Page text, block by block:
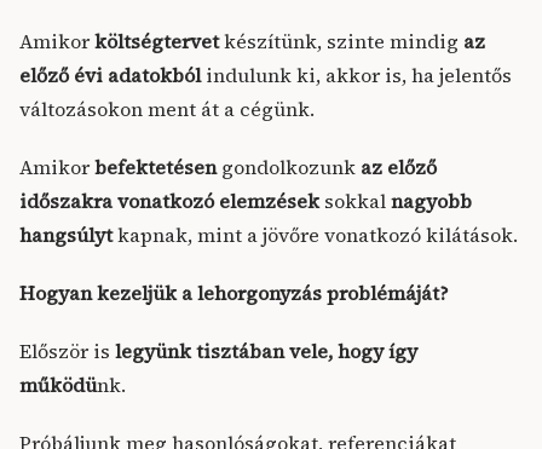
Amikorköltségtervetkészítünk, szinte mindig az
előző évi adatokbólindulunk ki, akkor is, ha jelentős
változásokon ment át a cégünk.
Amikorbefektetésengondolkozunk az előző
időszakra vonatkozó elemzéseksokkalnagyobb
hangsúlytkapnak, mint a jövőre vonatkozó kilátások.
Hogyan kezeljük a lehorgonyzás problémáját?
Először is legyünk tisztában vele, hogy így
működünk.
Próbáljunk meg hasonlóságokat, referenciákat